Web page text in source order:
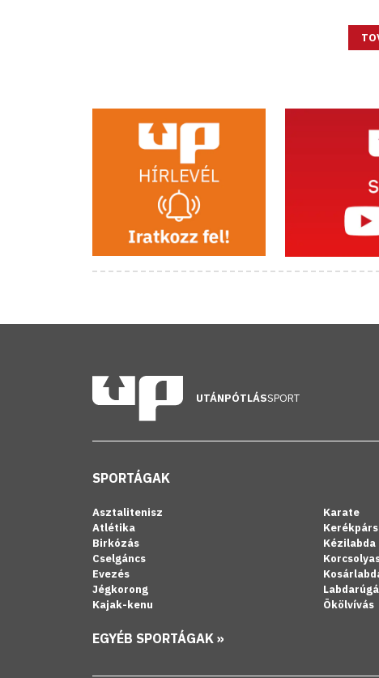
UTÁNPÓTLÁSSPORT
SPORTÁGAK
Asztalitenisz
Atlétika
Birkózás
Cselgáncs
Evezés
Jégkorong
Kajak-kenu
Karate
Kézilabda
Ökölvívás
EGYÉB SPORTÁGAK »